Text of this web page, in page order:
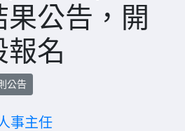
公告，開
報名
公告
事主任